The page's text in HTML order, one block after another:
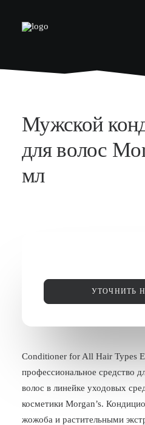
СЕРТИФИКАТЫ
КОСМЕТИКА
КОНТАКТЫ
Мужской
для волос
мл
УТОЧНИТЬ
Conditioner for All Hair Types
профессиональное средство
волос в линейке уходовых
косметики Morgan’s.
жожоба и растительными